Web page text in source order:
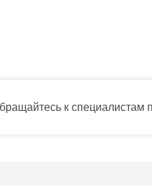
к специалистам